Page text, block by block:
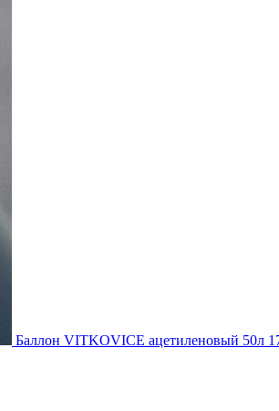
Баллон VITKOVICE ацетиленовый 50л